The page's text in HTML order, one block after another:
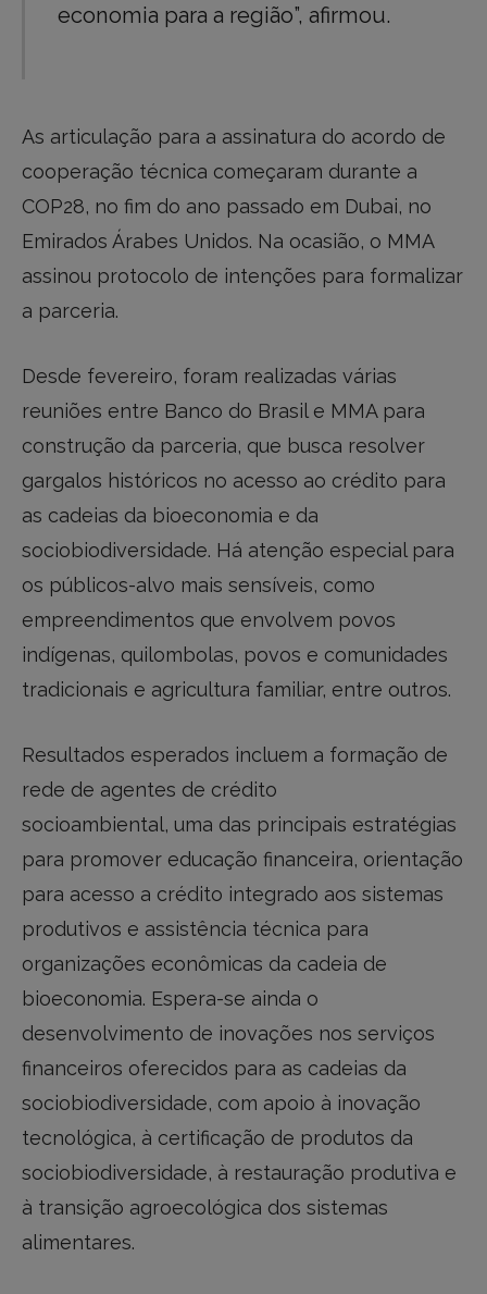
economia para a região”, afirmou.
As articulação para a assinatura do acordo de
cooperação técnica começaram durante a
COP28, no fim do ano passado em Dubai, no
Emirados Árabes Unidos. Na ocasião, o MMA
assinou protocolo de intenções para formalizar
a parceria.
Desde fevereiro, foram realizadas várias
reuniões entre Banco do Brasil e MMA para
construção da parceria, que busca resolver
gargalos históricos no acesso ao crédito para
as cadeias da bioeconomia e da
sociobiodiversidade. Há atenção especial para
os públicos-alvo mais sensíveis, como
empreendimentos que envolvem povos
indígenas, quilombolas, povos e comunidades
tradicionais e agricultura familiar, entre outros.
Resultados esperados incluem a formação de
rede de agentes de crédito
socioambiental, uma das principais estratégias
para promover educação financeira, orientação
para acesso a crédito integrado aos sistemas
produtivos e assistência técnica para
organizações econômicas da cadeia de
bioeconomia. Espera-se ainda o
desenvolvimento de inovações nos serviços
financeiros oferecidos para as cadeias da
sociobiodiversidade, com apoio à inovação
tecnológica, à certificação de produtos da
sociobiodiversidade, à restauração produtiva e
à transição agroecológica dos sistemas
alimentares.